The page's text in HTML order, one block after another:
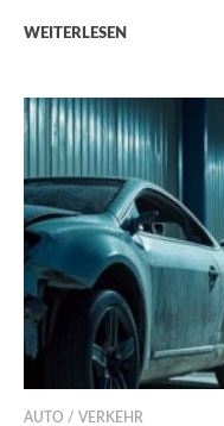
WEITERLESEN
AUTO / VERKEHR